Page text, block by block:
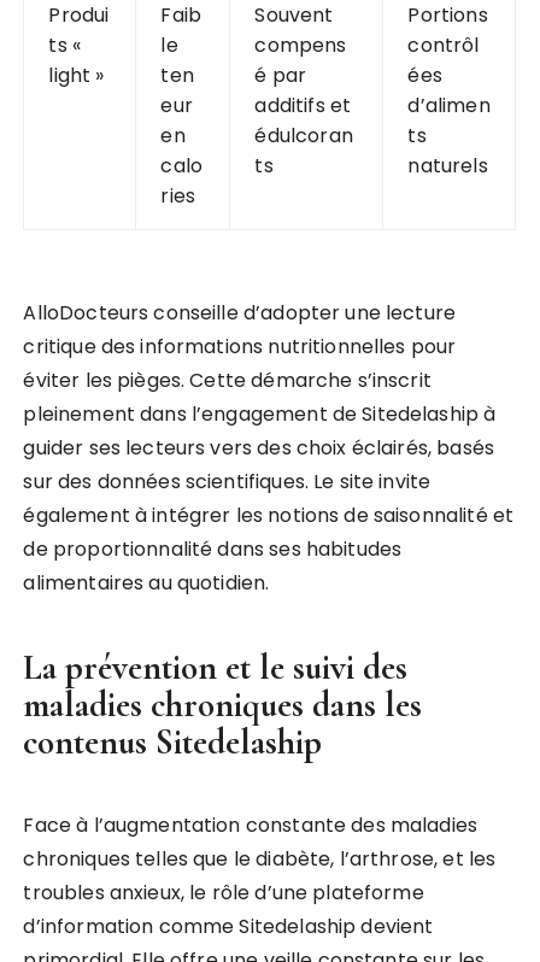
Produi
ts «
light »
Faib
le
ten
eur
en
calo
ries
Souvent
compens
é par
additifs et
édulcoran
ts
Portions
contrôl
ées
d’alimen
ts
naturels
AlloDocteurs conseille d’adopter une lecture
critique des informations nutritionnelles pour
éviter les pièges. Cette démarche s’inscrit
pleinement dans l’engagement de Sitedelaship à
guider ses lecteurs vers des choix éclairés, basés
sur des données scientifiques. Le site invite
également à intégrer les notions de saisonnalité et
de proportionnalité dans ses habitudes
alimentaires au quotidien.
La prévention et le suivi des
maladies chroniques dans les
contenus Sitedelaship
Face à l’augmentation constante des maladies
chroniques telles que le diabète, l’arthrose, et les
troubles anxieux, le rôle d’une plateforme
d’information comme Sitedelaship devient